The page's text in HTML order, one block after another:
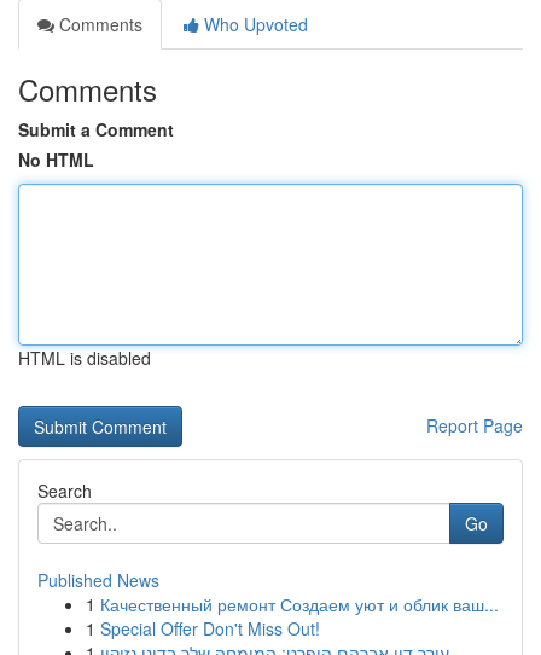
Comments
Who Upvoted
Comments
Submit a Comment
No HTML
HTML is disabled
Report Page
Search
Go
Published News
1 Качественный ремонт Создаем уют и облик ваш...
1 Special Offer Don't Miss Out!